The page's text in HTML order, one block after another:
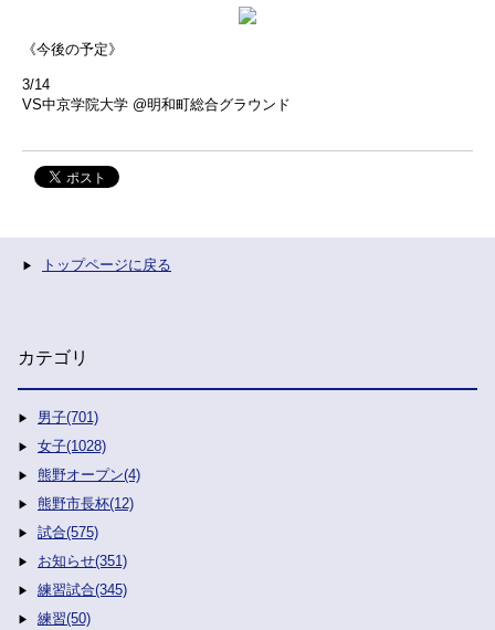
《今後の予定》
3/14
VS中京学院大学 @明和町総合グラウンド
トップページに戻る
カテゴリ
男子(701)
女子(1028)
熊野オープン(4)
熊野市長杯(12)
試合(575)
お知らせ(351)
練習試合(345)
練習(50)